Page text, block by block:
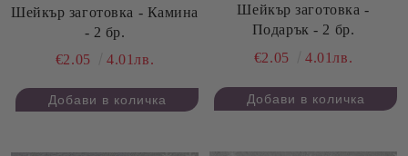
Шейкър заготовка - Камина
- 2 бр.
€2.05
4.01лв.
Шейкър заготовка -
Подарък - 2 бр.
€2.05
4.01лв.